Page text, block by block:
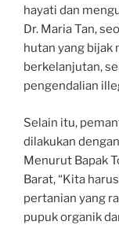
hayati dan
Dr. Maria Tan,
hutan yang bijak
berkelanjutan,
pengendalian
Selain itu,
dilakukan
Menurut Bapak
Barat, “Kita
pertanian yang
pupuk organik